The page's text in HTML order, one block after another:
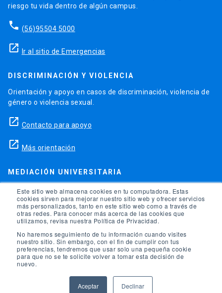
Este sitio web almacena cookies en tu computadora. Estas
cookies sirven para mejorar nuestro sitio web y ofrecer servicios
más personalizados, tanto en este sitio web como a través de
otras redes. Para conocer más acerca de las cookies que
utilizamos, revisa nuestra Política de Privacidad.
No haremos seguimiento de tu información cuando visites
nuestro sitio. Sin embargo, con el fin de cumplir con tus
preferencias, tendremos que usar solo una pequeña cookie
para que no se te solicite volver a tomar esta decisión de
nuevo.
Aceptar Declinar
riesgo tu vida dentro de algún campus.
phone (56)95504 5000
launch Ir al sitio de Emergencias
DISCRIMINACIÓN Y VIOLENCIA
Orientación y apoyo en casos de discriminación, violencia de
género o violencia sexual.
launch Contacto para apoyo
launch Más orientación
MEDIACIÓN UNIVERSITARIA
Teléfonos para orientación y consejo si se ha vulnerado
alguno de tus derechos en la universidad.
phone (56)95504 1691
phone (56)95504 1247
launch Ir a la Oficina de Ombuds UC